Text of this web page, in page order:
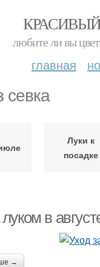
любите ли вы
главная
севка
Луки к
посадке
в
→